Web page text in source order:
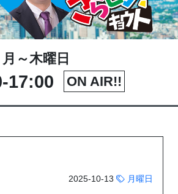
月～木曜日
17:00 ON AIR!!
2025-10-13 月曜日